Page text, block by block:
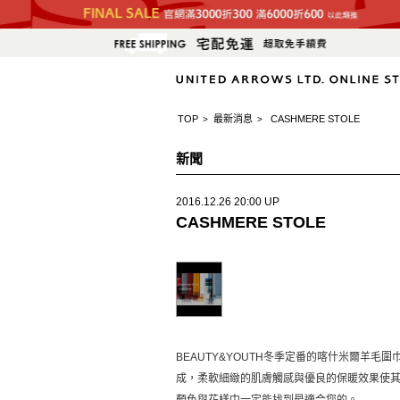
TOP > 最新消息 > CASHMERE STOLE
新聞
2016.12.26 20:00 UP
CASHMERE STOLE
BEAUTY&YOUTH冬季定番的喀什米爾羊毛圍
成，柔軟細緻的肌膚觸感與優良的保暖效果使